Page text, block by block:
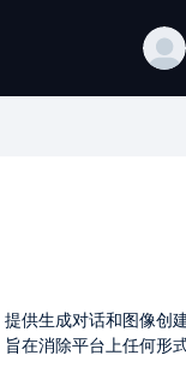
供生成对话和图像创
在消除平台上任何形